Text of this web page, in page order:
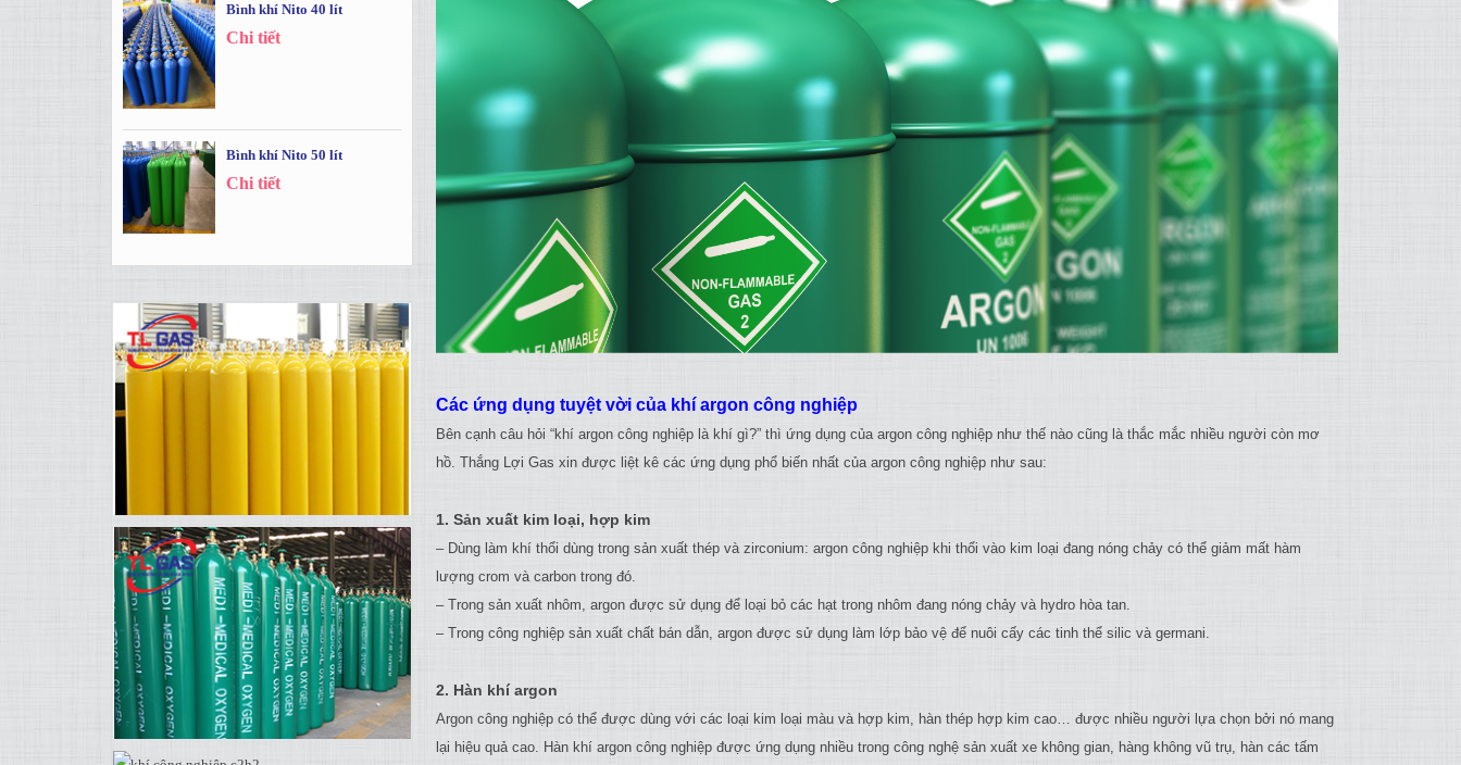
Các ứng dụng tuyệt vời của khí argon công nghiệp
Bên cạnh câu hỏi “khí argon công nghiệp là khí gì?” thì ứng dụng của argon công nghiệp như thế nào cũng là thắc mắc nhiều người còn mơ
hồ. Thắng Lợi Gas xin được liệt kê các ứng dụng phổ biến nhất của argon công nghiệp như sau:
1. Sản xuất kim loại, hợp kim
– Dùng làm khí thổi dùng trong sản xuất thép và zirconium: argon công nghiệp khi thổi vào kim loại đang nóng chảy có thể giảm mất hàm
lượng crom và carbon trong đó.
– Trong sản xuất nhôm, argon được sử dụng để loại bỏ các hạt trong nhôm đang nóng chảy và hydro hòa tan.
– Trong công nghiệp sản xuất chất bán dẫn, argon được sử dụng làm lớp bảo vệ để nuôi cấy các tinh thể silic và germani.
2. Hàn khí argon
Argon công nghiệp có thể được dùng với các loại kim loại màu và hợp kim, hàn thép hợp kim cao… được nhiều người lựa chọn bởi nó mang
lại hiệu quả cao. Hàn khí argon công nghiệp được ứng dụng nhiều trong công nghệ sản xuất xe không gian, hàng không vũ trụ, hàn các tấm
Bình khí Nito 40 lít
Chi tiết
Bình khí Nito 50 lít
Chi tiết